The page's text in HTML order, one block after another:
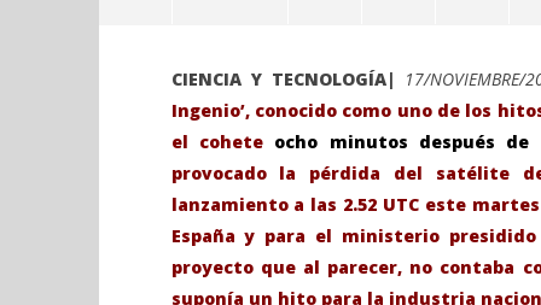
VIENDO AHORA
El satélite español Ingenio de 200
Sábado
CIENCIA Y TECNOLOGÍA| 17/NOVIEMBRE/
Ingenio’, conocido como uno de los
el cohete ocho minutos después de
provocado la pérdida del satélite
lanzamiento a las 2.52 UTC este
España y para el ministerio
proyecto que al parecer, no contaba
suponía un hito para la industria